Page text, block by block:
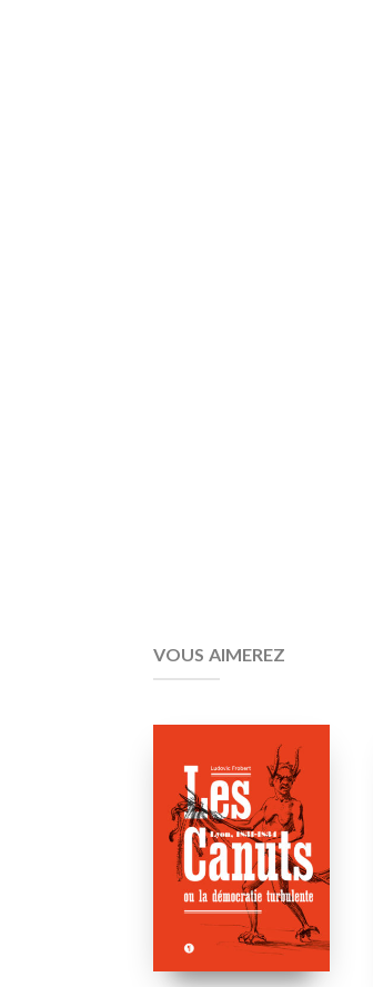
VOUS AIMEREZ